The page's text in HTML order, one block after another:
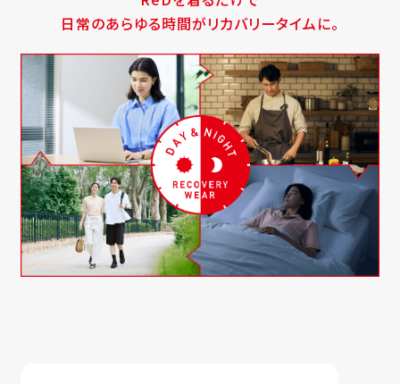
日常のあらゆる時間がリカバリータイムに。